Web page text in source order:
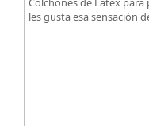
les gusta esa sensación